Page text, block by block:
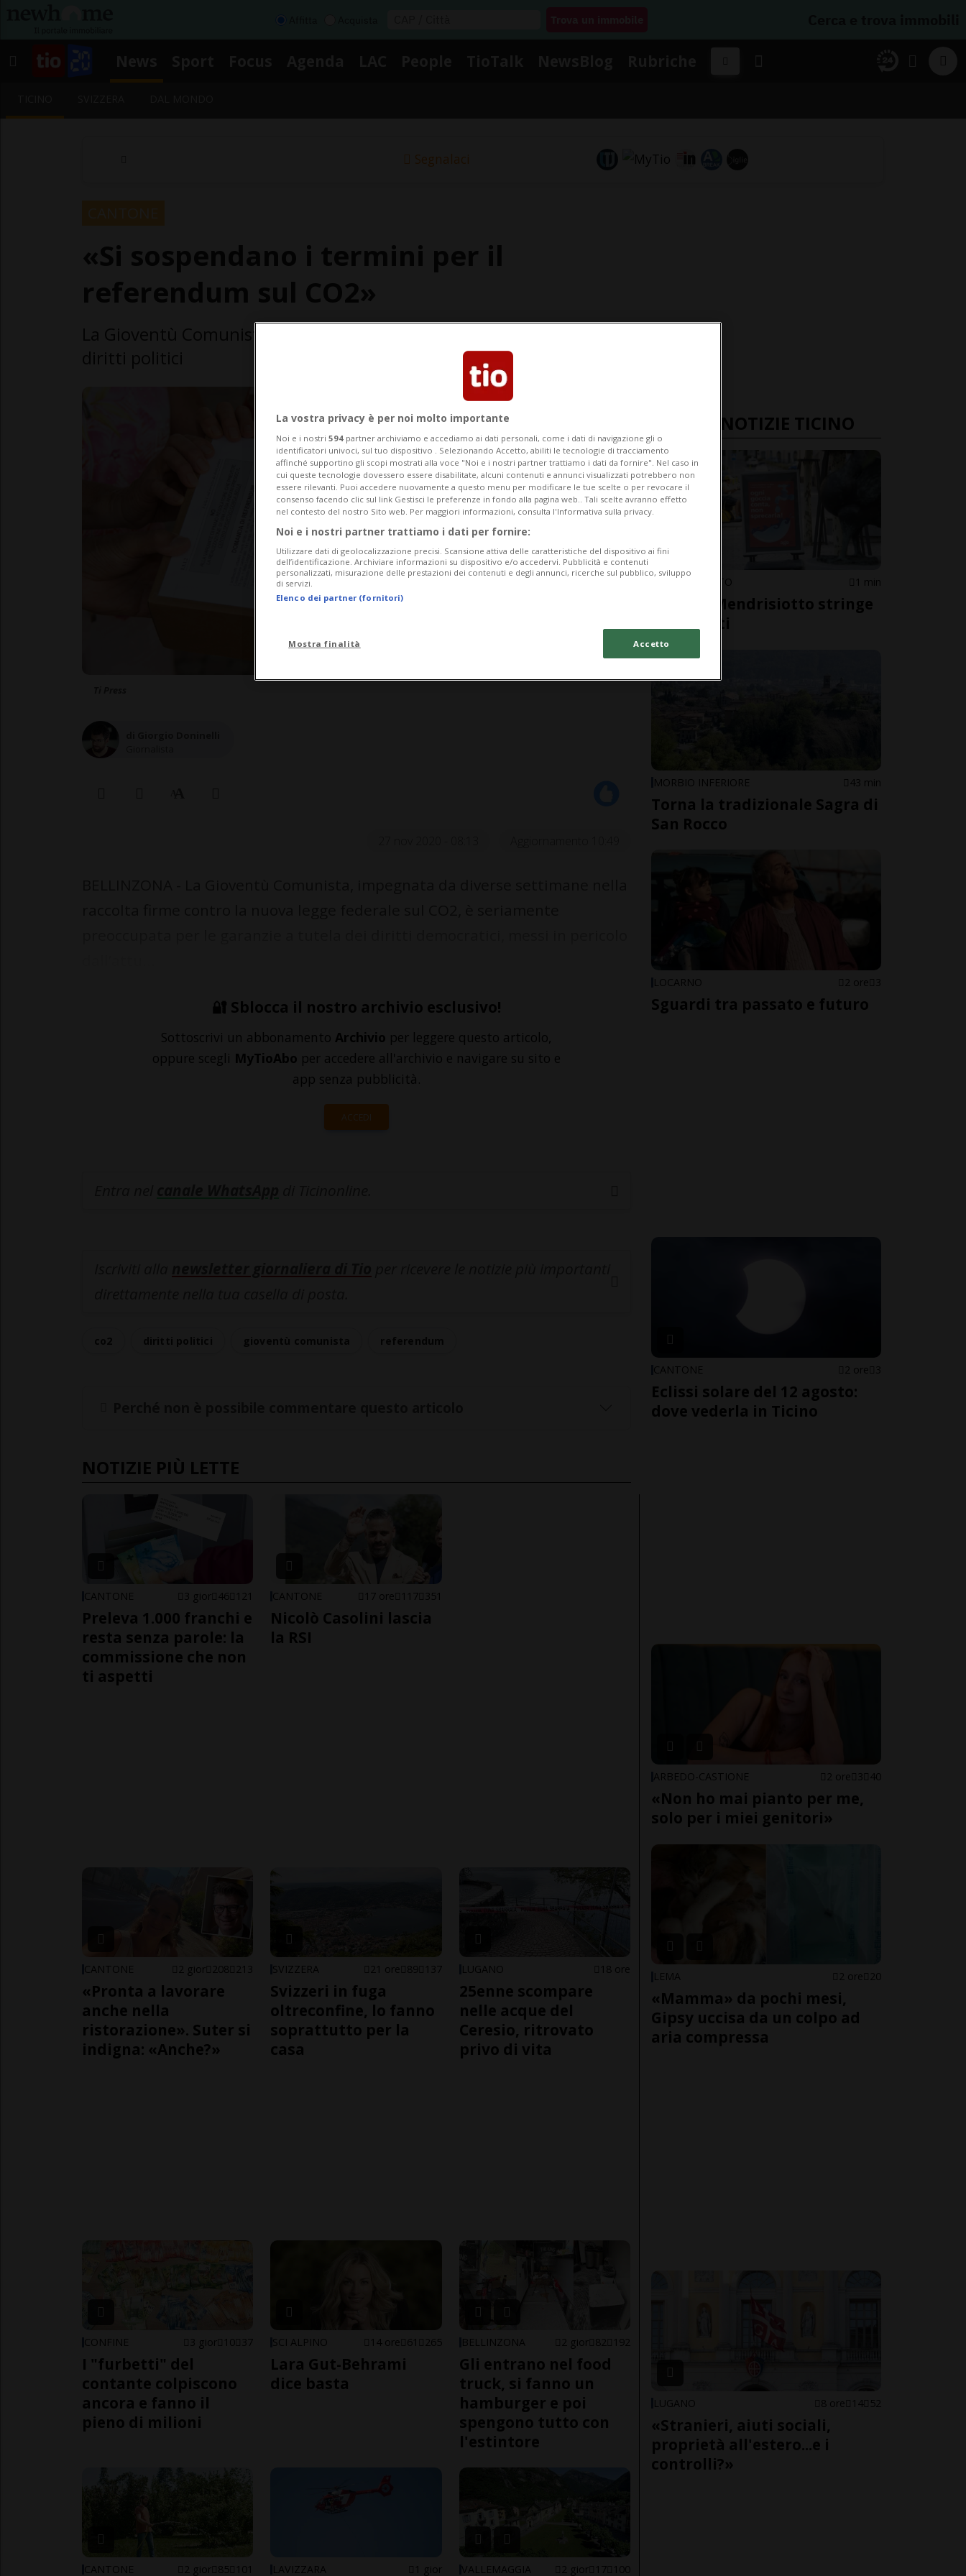
Segnalaci
🔐 Sblocca il nostro archivio esclusivo!
Sottoscrivi un abbonamento Archivio per leggere questo articolo,
oppure scegli MyTioAbo per accedere all'archivio e navigare su sito e
app senza pubblicità.
ACCEDI
NOTIZIE PIÙ LETTE
CANTONE 3 gior 46 121
Preleva 1.000 franchi e
resta senza parole: la
commissione che non
ti aspetti
CANTONE 17 ore 117 351
Nicolò Casolini lascia
la RSI
CANTONE 2 gior 208 213
«Pronta a lavorare
anche nella
ristorazione». Suter si
indigna: «Anche?»
SVIZZERA 21 ore 89 137
Svizzeri in fuga
oltreconfine, lo fanno
soprattutto per la
casa
LUGANO 18 ore
25enne scompare
nelle acque del
Ceresio, ritrovato
privo di vita
CONFINE 3 gior 10 37
I "furbetti" del
contante colpiscono
ancora e fanno il
pieno di milioni
SCI ALPINO 14 ore 61 265
Lara Gut-Behrami
dice basta
BELLINZONA 2 gior 82 192
Gli entrano nel food
truck, si fanno un
hamburger e poi
spengono tutto con
l'estintore
CANTONE 2 gior 85 101 LAVIZZARA 1 gior VALLEMAGGIA 2 gior 17 100
ULTIME NOTIZIE TICINO
MENDRISIOTTO 1 min
Il Basso Mendrisiotto stringe
i rubinetti
MORBIO INFERIORE 43 min
Torna la tradizionale Sagra di
San Rocco
LOCARNO 2 ore 3
Sguardi tra passato e futuro
CANTONE 2 ore 3
Eclissi solare del 12 agosto:
dove vederla in Ticino
ARBEDO-CASTIONE 2 ore 3 40
«Non ho mai pianto per me,
solo per i miei genitori»
LEMA 2 ore 20
«Mamma» da pochi mesi,
Gipsy uccisa da un colpo ad
aria compressa
LUGANO 8 ore 14 52
«Stranieri, aiuti sociali,
proprietà all'estero...e i
controlli?»
La vostra privacy è per noi molto importante
Noi e i nostri 594 partner archiviamo e accediamo ai dati personali, come i dati di navigazione gli o
identificatori univoci, sul tuo dispositivo . Selezionando Accetto, abiliti le tecnologie di tracciamento
affinché supportino gli scopi mostrati alla voce "Noi e i nostri partner trattiamo i dati da fornire". Nel caso in
cui queste tecnologie dovessero essere disabilitate, alcuni contenuti e annunci visualizzati potrebbero non
essere rilevanti. Puoi accedere nuovamente a questo menu per modificare le tue scelte o per revocare il
consenso facendo clic sul link Gestisci le preferenze in fondo alla pagina web.. Tali scelte avranno effetto
nel contesto del nostro Sito web. Per maggiori informazioni, consulta l'Informativa sulla privacy.
Noi e i nostri partner trattiamo i dati per fornire:
Utilizzare dati di geolocalizzazione precisi. Scansione attiva delle caratteristiche del dispositivo ai fini
dell’identificazione. Archiviare informazioni su dispositivo e/o accedervi. Pubblicità e contenuti
personalizzati, misurazione delle prestazioni dei contenuti e degli annunci, ricerche sul pubblico, sviluppo
di servizi.
Elenco dei partner (fornitori)
Mostra finalità Accetto